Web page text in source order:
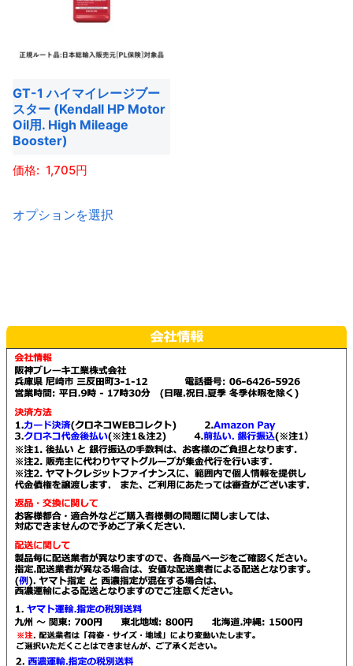
GT-1 ハイマイレージブー
スター (Kendall HP Motor
Oil用. High Mileage
Booster)
1,705
オプションを選択の
複
数
の
バ
エ
ー
シ
ン
あ
り
ま
す。
オ